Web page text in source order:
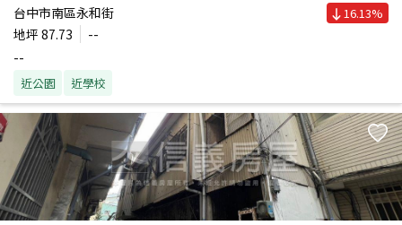
台中市南區永和街
地坪 87.73
--
--
近公園 近學校
16.13%